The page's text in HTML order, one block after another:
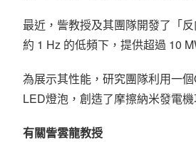
最近，訾教授及其團隊開發了「
約 1 Hz 的低頻下，提供超過 10
為展示其性能，研究團隊利用一
LED燈泡，創造了摩擦納米發電
有關訾雲龍教授